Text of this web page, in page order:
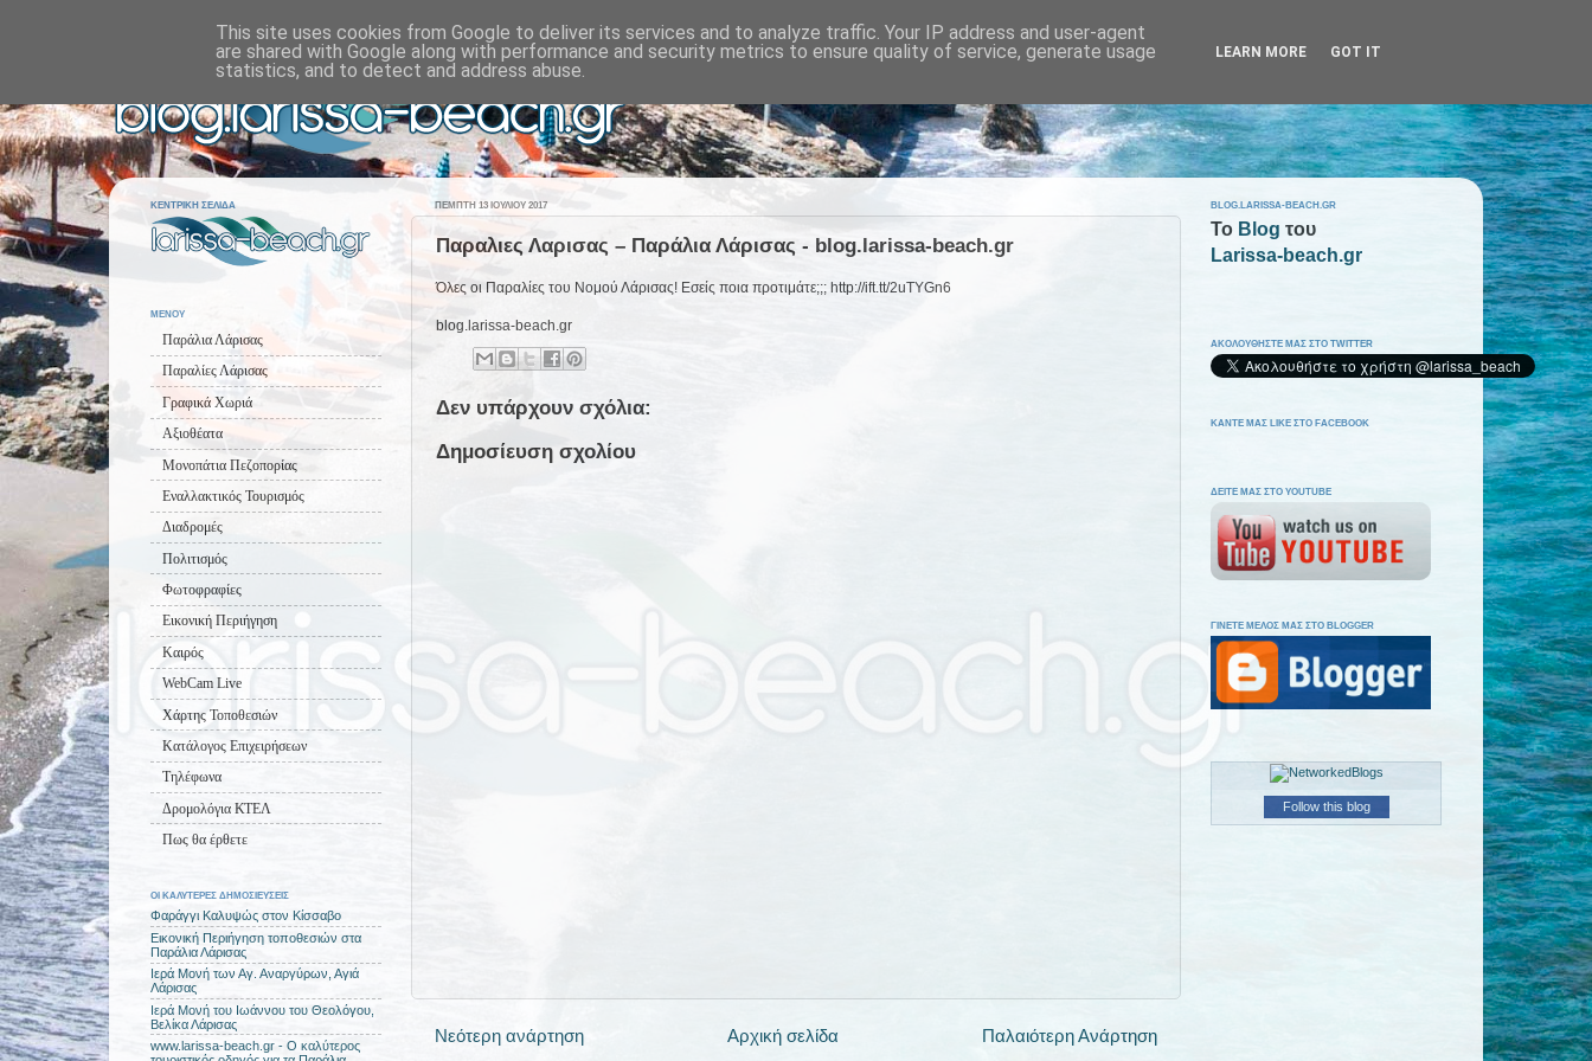
ΠΈΜΠΤΗ 13 ΙΟΥΛΊΟΥ 2017
Παραλιες Λαρισας – Παράλια Λάρισας - blog.larissa-beach.gr
Όλες οι Παραλίες του Νομού Λάρισας! Εσείς ποια προτιμάτε;;; http://ift.tt/2uTYGn6
blog.larissa-beach.gr
Δεν υπάρχουν σχόλια:
Δημοσίευση σχολίου
Νεότερη ανάρτηση Παλαιότερη Ανάρτηση
Αρχική σελίδα
ΚΕΝΤΡΙΚΗ ΣΕΛΙΔΑ
ΜΕΝΟΥ
Παράλια Λάρισας
Παραλίες Λάρισας
Γραφικά Χωριά
Αξιοθέατα
Μονοπάτια Πεζοπορίας
Εναλλακτικός Τουρισμός
Διαδρομές
Πολιτισμός
Φωτοφραφίες
Εικονική Περιήγηση
Καιρός
WebCam Live
Χάρτης Τοποθεσιών
Κατάλογος Επιχειρήσεων
Τηλέφωνα
Δρομολόγια ΚΤΕΛ
Πως θα έρθετε
ΟΙ ΚΑΛΥΤΕΡΕΣ ΔΗΜΟΣΙΕΥΣΕΙΣ
Φαράγγι Καλυψώς στον Κίσσαβο
Εικονική Περιήγηση τοποθεσιών στα
Παράλια Λάρισας
Ιερά Μονή των Αγ. Αναργύρων, Αγιά
Λάρισας
Ιερά Μονή του Ιωάννου του Θεολόγου,
Βελίκα Λάρισας
www.larissa-beach.gr - Ο καλύτερος
BLOG.LARISSA-BEACH.GR
To Blog του
Larissa-beach.gr
ΑΚΟΛΟΥΘΗΣΤΕ ΜΑΣ ΣΤΟ TWITTER
ΚΑΝΤΕ ΜΑΣ LIKE ΣΤΟ FACEBOOK
ΔΕΙΤΕ ΜΑΣ ΣΤΟ YOUTUBE
ΓΙΝΕΤΕ ΜΕΛΟΣ ΜΑΣ ΣΤΟ BLOGGER
Follow this blog
This site uses cookies from Google to deliver its services and to analyze traffic. Your IP address and user-agent
are shared with Google along with performance and security metrics to ensure quality of service, generate usage
statistics, and to detect and address abuse.
LEARN MORE GOT IT